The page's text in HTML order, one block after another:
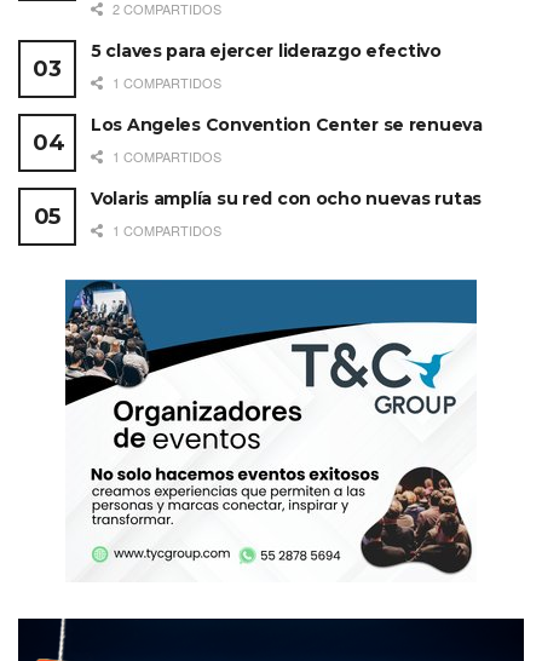
2 COMPARTIDOS
5 claves para ejercer liderazgo efectivo
1 COMPARTIDOS
Los Angeles Convention Center se renueva
1 COMPARTIDOS
Volaris amplía su red con ocho nuevas rutas
1 COMPARTIDOS